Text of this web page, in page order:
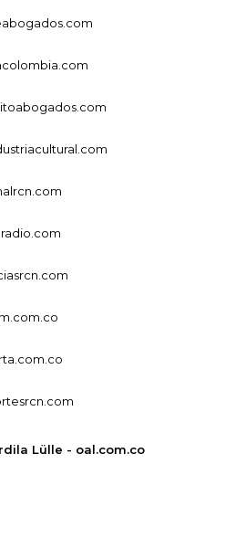
Lülle - oal.com.co